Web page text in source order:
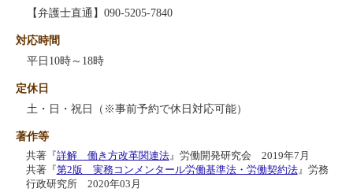
【弁護士直通】090-5205-7840
対応時間
平日10時～18時
定休日
土・日・祝日（※事前予約で休日対応可能）
著作等
共著『 詳解 働き方改革関連法』労働開発研究会 2019年7月
共著『 第2版 実務コンメンタール労働基準法・労働契約法』労務
行政研究所 2020年03月